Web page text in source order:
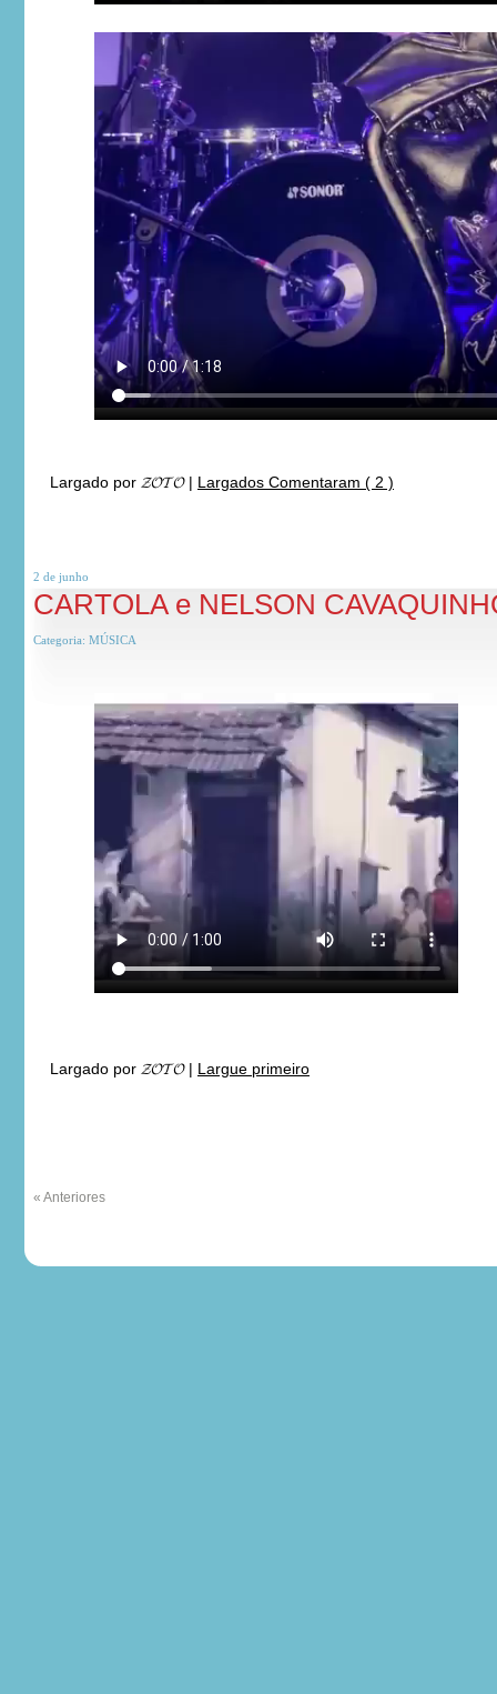
Largado por 𝓩𝓞𝓣𝓞| Largados Comentaram ( 2 )
2 de junho
CARTOLA e NELSON
Categoria: MÚSICA
Largado por 𝓩𝓞𝓣𝓞| Largue primeiro
« Anteriores